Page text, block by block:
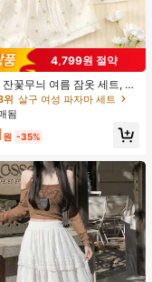
4,799원 절약
꽃무늬 여름 잠옷 세트, 반
셔츠 및 반바지, 캐주얼 라
위 살구 여성 파자마 세트
됨
원 -35%